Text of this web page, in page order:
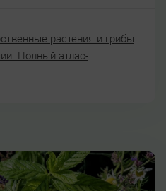
растения и грибы
Полный атлас-